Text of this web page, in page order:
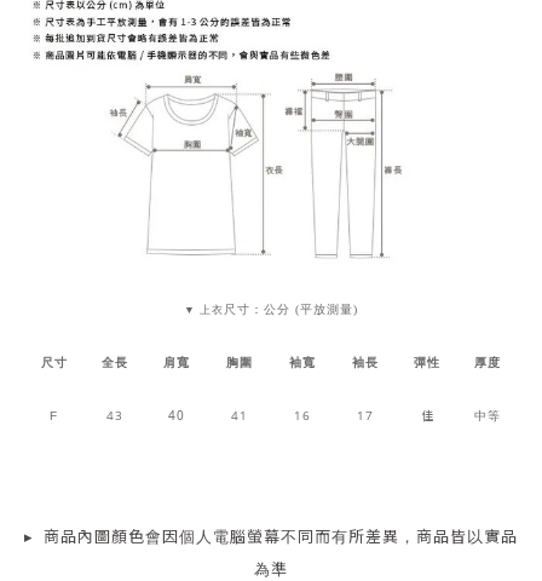
▼ 上衣 尺寸：公分 (平放測量)
尺寸 全長 肩寬 胸圍 袖寬 袖長 彈性 厚度
F 43 40 41 16 17 佳 中等
▸ 商品內圖顏色會因個人電腦螢幕不同而有所差異，商品皆以實品
為準